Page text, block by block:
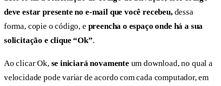
deve estar presente no e-mail que você recebeu, dessa
forma, copie o código, e preencha o espaço onde há a sua
solicitação e clique “Ok”.
Ao clicar Ok,se iniciará novamente um download, no qual a
velocidade pode variar de acordo com cada computador, em